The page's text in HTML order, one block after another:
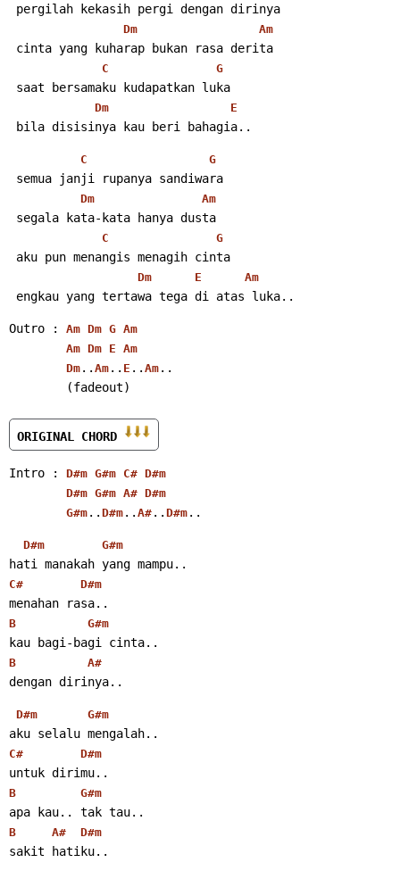
pergilah kekasih pergi dengan dirinya
Dm Am
cinta yang kuharap bukan rasa derita
C G
saat bersamaku kudapatkan luka
Dm E
bila disisinya kau beri bahagia..
C G
semua janji rupanya sandiwara
Dm Am
segala kata-kata hanya dusta
C G
aku pun menangis menagih cinta
Dm E Am
engkau yang tertawa tega di atas luka..
Outro : Am Dm G Am
Am Dm E Am
Dm .. Am .. E .. Am ..
        (fadeout)
ORIGINAL CHORD
Intro : D#m G#m C# D#m
D#m G#m A# D#m
G#m .. D#m .. A# .. D#m ..
D#m G#m
hati manakah yang mampu..
C# D#m
menahan rasa..
B G#m
kau bagi-bagi cinta..
B A#
dengan dirinya..
D#m G#m
aku selalu mengalah..
C# D#m
untuk dirimu..
B G#m
apa kau.. tak tau..
B A# D#m
sakit hatiku..